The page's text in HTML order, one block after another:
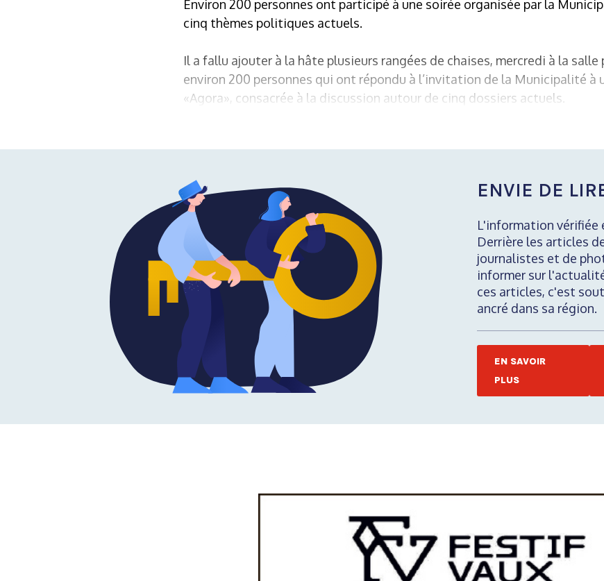
Environ 200 personnes ont participé à une soirée organisée par la
cinq thèmes politiques actuels.
Il a fallu ajouter à la hâte plusieurs rangées de chaises, mercredi à la
environ 200 personnes qui ont répondu à l’invitation de la Municipalité à
«Agora», consacrée à la discussion autour de cinq dossiers actuels.
ENVIE DE
L'information
Derrière les articles
journalistes et de
informer sur
ces articles, c'est
ancré dans sa région.
EN SAVOIR
PLUS